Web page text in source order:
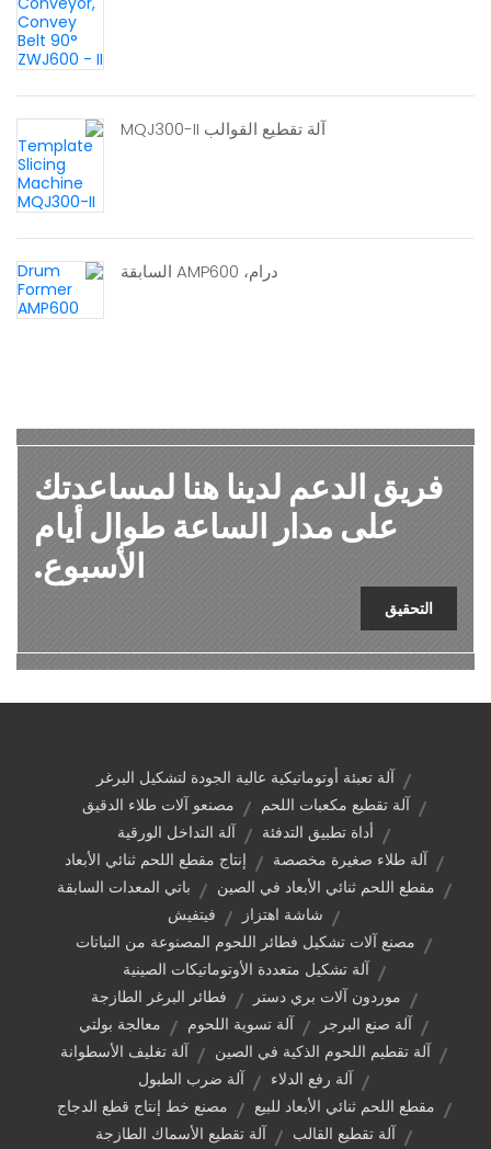
آلة تقطيع القوالب MQJ300-II
درام، AMP600 السابقة
فريق الدعم لدينا هنا لمساعدتك
على مدار الساعة طوال أيام
الأسبوع.
التحقيق
آلة تعبئة أوتوماتيكية عالية الجودة لتشكيل البرغر
آلة تقطيع مكعبات اللحم
مصنعو آلات طلاء الدقيق
أداة تطبيق التدفئة
آلة التداخل الورقية
آلة طلاء صغيرة مخصصة
إنتاج مقطع اللحم ثنائي الأبعاد
مقطع اللحم ثنائي الأبعاد في الصين
باتي المعدات السابقة
شاشة اهتزاز
فيتفيش
مصنع آلات تشكيل فطائر اللحوم المصنوعة من النباتات
آلة تشكيل متعددة الأوتوماتيكات الصينية
موردون آلات بري دستر
فطائر البرغر الطازجة
آلة صنع البرجر
آلة تسوية اللحوم
معالجة بولتي
آلة تقطيم اللحوم الذكية في الصين
آلة تغليف الأسطوانة
آلة رفع الدلاء
آلة ضرب الطبول
مقطع اللحم ثنائي الأبعاد للبيع
مصنع خط إنتاج قطع الدجاج
آلة تقطيع القالب
آلة تقطيع الأسماك الطازجة